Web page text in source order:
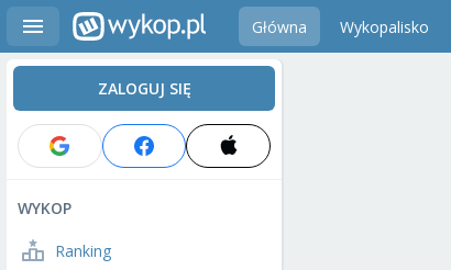
Główna Wykopalisko
ZALOGUJ SIĘ
WYKOP
Ranking